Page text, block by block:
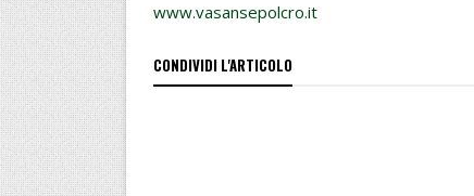
www.vasansepolcro.it
CONDIVIDI L'ARTICOLO